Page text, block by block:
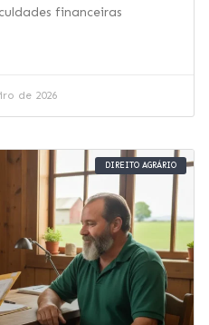
financeiras
de 2026
DIREITO AGRÁRIO